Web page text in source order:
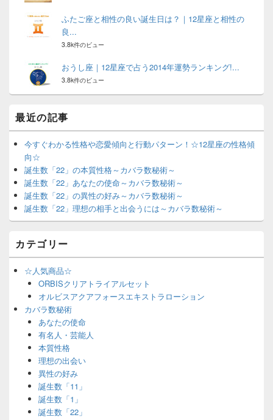
ふたご座と相性の良い誕生日は？｜12星座と相性の
良...
3.8k件のビュー
おうし座｜12星座で占う2014年運勢ランキング!...
3.8k件のビュー
最近の記事
今すぐわかる性格や恋愛傾向と行動パターン！☆12星座の性格傾
向☆
誕生数「22」の本質性格～カバラ数秘術～
誕生数「22」あなたの使命～カバラ数秘術～
誕生数「22」の異性の好み～カバラ数秘術～
誕生数「22」理想の相手と出会うには～カバラ数秘術～
カテゴリー
☆人気商品☆
ORBISクリアトライアルセット
オルビスアクアフォースエキストラローション
カバラ数秘術
あなたの使命
有名人・芸能人
本質性格
理想の出会い
異性の好み
誕生数「11」
誕生数「1」
誕生数「22」